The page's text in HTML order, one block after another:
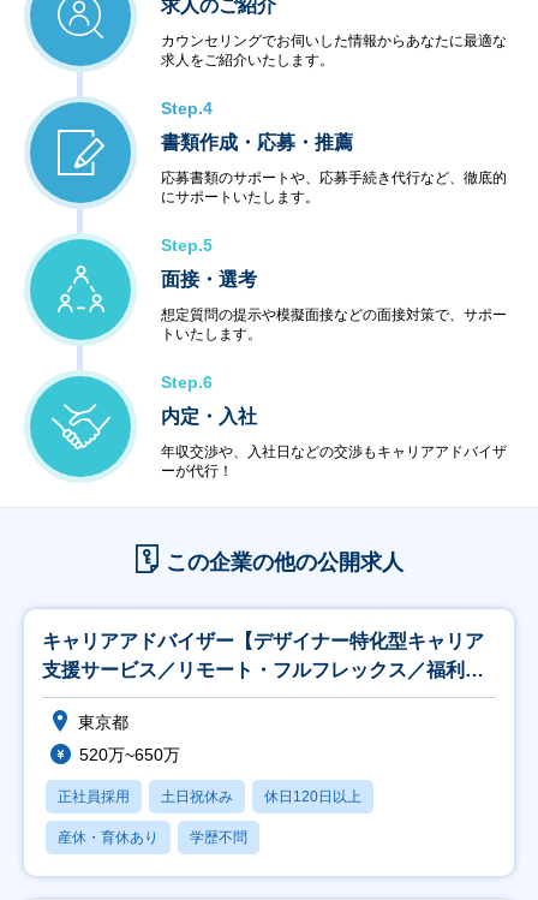
求人のご紹介
カウンセリングでお伺いした情報からあなたに最適な
求人をご紹介いたします。
Step.4
書類作成・応募・推薦
応募書類のサポートや、応募手続き代行など、徹底的
にサポートいたします。
Step.5
面接・選考
想定質問の提示や模擬面接などの面接対策で、サポー
トいたします。
Step.6
内定・入社
年収交渉や、入社日などの交渉もキャリアアドバイザ
ーが代行！
この企業の他の公開求人
キャリアアドバイザー【デザイナー特化型キャリア
支援サービス／リモート・フルフレックス／福利厚
生充実】
東京都
520万~650万
正社員採用 土日祝休み 休日120日以上
産休・育休あり 学歴不問